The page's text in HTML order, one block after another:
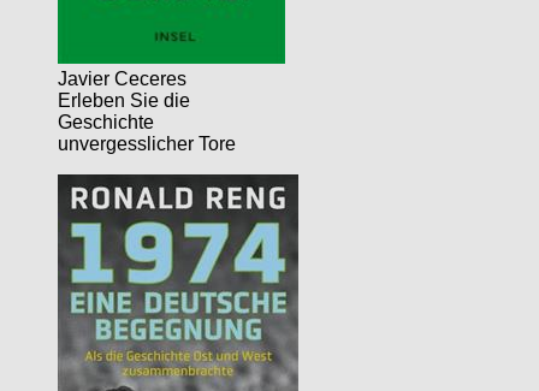
Javier Ceceres
Erleben Sie die
Geschichte
unvergesslicher Tore